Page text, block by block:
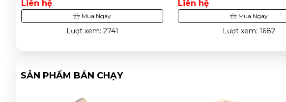
Liên hệ
Mua Ngay
Lượt xem: 1682
Liên hệ
Mua Ngay
Lượt xem: 2845
SẢN PHẨM BÁN CHẠY